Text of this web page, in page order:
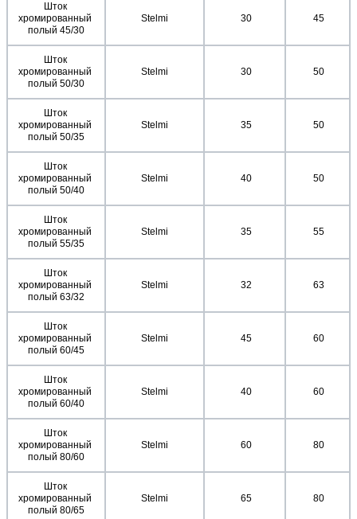
Шток
хромированный
полый 45/30
Stelmi 30 45
Шток
хромированный
полый 50/30
Stelmi 30 50
Шток
хромированный
полый 50/35
Stelmi 35 50
Шток
хромированный
полый 50/40
Stelmi 40 50
Шток
хромированный
полый 55/35
Stelmi 35 55
Шток
хромированный
полый 63/32
Stelmi 32 63
Шток
хромированный
полый 60/45
Stelmi 45 60
Шток
хромированный
полый 60/40
Stelmi 40 60
Шток
хромированный
полый 80/60
Stelmi 60 80
Шток
хромированный
полый 80/65
Stelmi 65 80